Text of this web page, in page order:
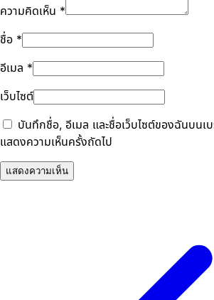
ความคิดเห็น *
ชื่อ *
อีเมล *
เว็บไซต์
บันทึกชื่อ, อีเมล และชื่อเว็บไซต์ของฉันบนเ
แสดงความเห็นครั้งถัดไป